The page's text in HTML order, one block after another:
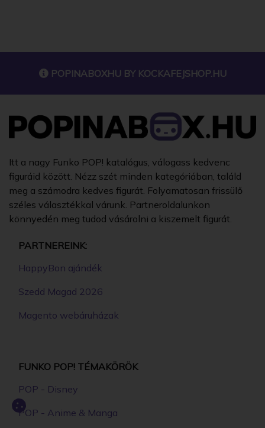
POPINABOXHU BY KOCKAFEJSHOP.HU
Itt a nagy Funko POP! katalógus, válogass kedvenc
figuráid között. Nézz szét minden kategóriában, találd
meg a számodra kedves figurát. Folyamatosan frissülő
széles választékkal várunk. Partneroldalunkon
könnyedén meg tudod vásárolni a kiszemelt figurát.
PARTNEREINK:
HappyBon ajándék
Szedd Magad 2026
Magento webáruházak
FUNKO POP! TÉMAKÖRÖK
POP - Disney
POP - Anime & Manga